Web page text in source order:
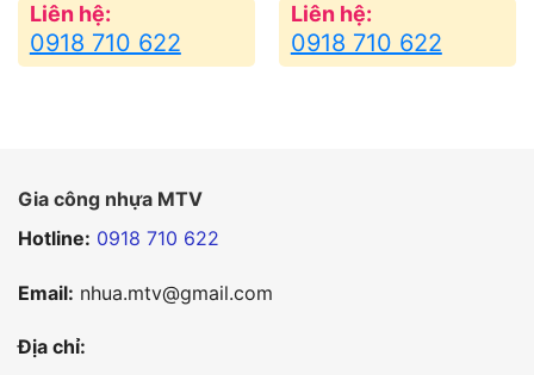
Liên hệ:
0918 710 622
Liên hệ:
0918 710 622
Gia công nhựa MTV
Hotline: 0918 710 622
Email: nhua.mtv@gmail.com
Địa chỉ: